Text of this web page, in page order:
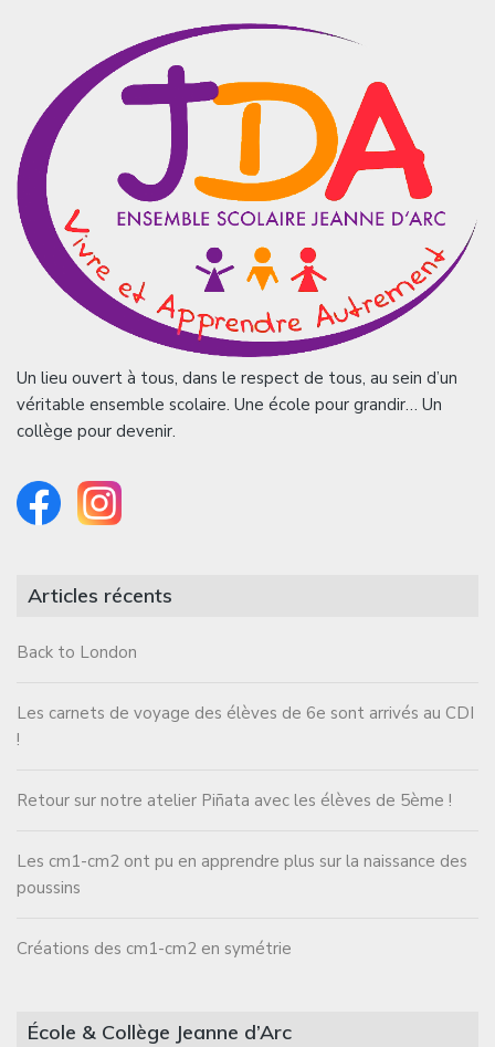
Un lieu ouvert à tous, dans le respect de tous, au sein d’un
véritable ensemble scolaire. Une école pour grandir… Un
collège pour devenir.
Articles récents
Back to London
Les carnets de voyage des élèves de 6e sont arrivés au CDI
!
Retour sur notre atelier Piñata avec les élèves de 5ème !
Les cm1-cm2 ont pu en apprendre plus sur la naissance des
poussins
Créations des cm1-cm2 en symétrie
École & Collège Jeanne d’Arc